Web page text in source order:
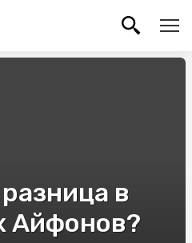
в
Айфонов?